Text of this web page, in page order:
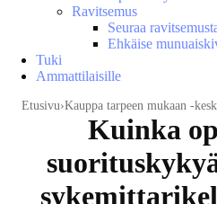
Ravitsemus
Seuraa
Ehkäise
Tuki
Ammattilaisille
Etusivu Kauppa tarpeen mukaan -
Kuinka